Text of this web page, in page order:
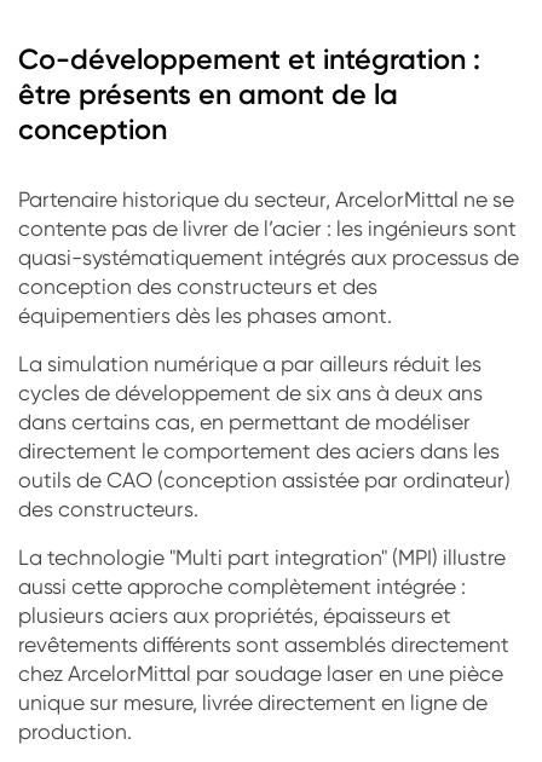
Co-développement et intégration :
être présents en amont de la
conception
Partenaire historique du secteur, ArcelorMittal ne se
contente pas de livrer de l’acier : les ingénieurs sont
quasi-systématiquement intégrés aux processus de
conception des constructeurs et des
équipementiers dès les phases amont.
La simulation numérique a par ailleurs réduit les
cycles de développement de six ans à deux ans
dans certains cas, en permettant de modéliser
directement le comportement des aciers dans les
outils de CAO (conception assistée par ordinateur)
des constructeurs.
La technologie "Multi part integration" (MPI) illustre
aussi cette approche complètement intégrée :
plusieurs aciers aux propriétés, épaisseurs et
revêtements différents sont assemblés directement
chez ArcelorMittal par soudage laser en une pièce
unique sur mesure, livrée directement en ligne de
production.